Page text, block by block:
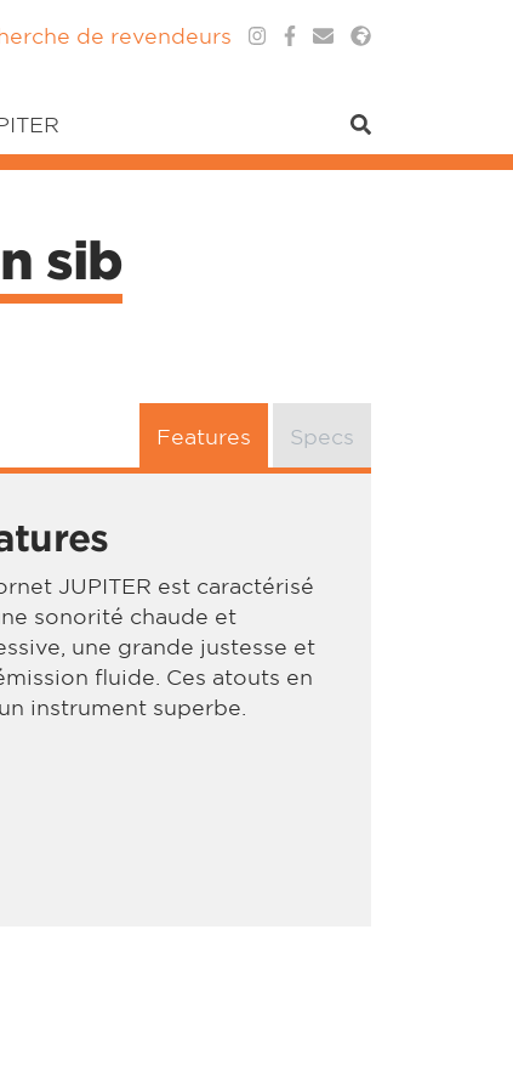
de revendeurs
sib
Features Specs
JUPITER est caractérisé
sonorité chaude et
une grande justesse et
fluide. Ces atouts en
instrument superbe.